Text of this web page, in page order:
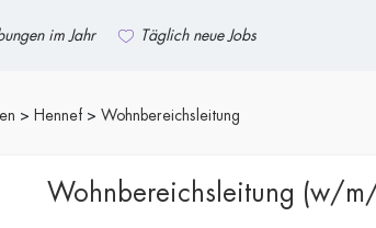
im Jahr Täglich neue Jobs
Hennef Wohnbereichsleitung
Wohnbereichsleitung (w/